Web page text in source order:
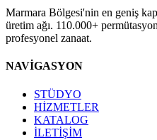
Marmara Bölgesi'nin en geniş
üretim ağı. 110.000+
profesyonel zanaat.
NAVİGASYON
STÜDYO
HİZMETLER
KATALOG
İLETİŞİM